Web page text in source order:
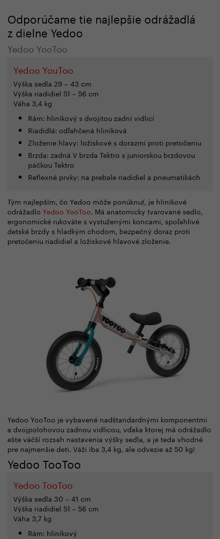
Odporúčame tie najlepšie odrážadlá
z dielne Yedoo
Yedoo YooToo
Yedoo YouToo
Výška sedla 29 – 43 cm
Výška riadidiel 51 – 56 cm
Váha 3,4 kg
Rám: hliníkový s dvojitou zadní vidlicí
Riadidlá: odľahčená hliníková
Zloženie hlavy: ložiskové s dorazmi proti pretočeniu
Brzda: zadná V brzda Tektro s juniorskou brzdovou
páčkou Tektro
Reflexné prvky: na prebale riadidiel a pneumatikách
Tým najlepším, čo Yedoo môže ponúknuť, je hliníkové
odrážadlo Yedoo YooToo. Má anatomicky tvarované sedlo,
ergonomické rukoväte s vystuženými koncami, spoľahlivé
detské brzdy s hladkým chodom, bezpečný doraz proti
pretočeniu riadidiel a ložiskové hlavové zloženie.
Yedoo YooToo je vybavené nadštandardnými komponentmi
a dvojpolohovou zadnou vidlicou, vďaka ktorej má odrážadlo
ešte väčší rozsah nastavenia výšky sedla, a je teda vhodné
pre najmenšie deti. Váži iba 3,4 kg, ale odvezie až 50 kg!
Yedoo TooToo
Yedoo TooToo
Výška sedla 30 – 41 cm
Výška riadidiel 51 – 56 cm
Váha 3,7 kg
Rám: hliníkový